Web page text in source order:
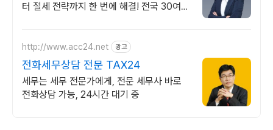
터 절세 전략까지 한 번에 해결! 전국 30여
http://www.acc24.net 광고
전화세무상담 전문 TAX24
세무는 세무 전문가에게, 전문 세무사 바로
전화상담 가능, 24시간 대기 중